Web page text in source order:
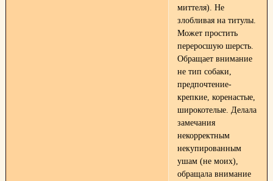
миттеля). Не
злобливая на титулы.
Может простить
переросшую шерсть.
Обращает внимание
не тип собаки,
предпочтение-
крепкие, коренастые,
широкотелые. Делала
замечания
некорректным
некупированным
ушам (не моих),
обращала внимание